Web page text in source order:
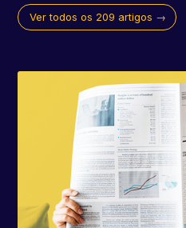
Ver todos os 209 artigos →